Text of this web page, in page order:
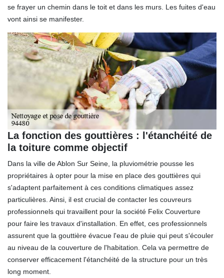
se frayer un chemin dans le toit et dans les murs. Les fuites d'eau
vont ainsi se manifester.
La fonction des gouttières : l'étanchéité de
la toiture comme objectif
Dans la ville de Ablon Sur Seine, la pluviométrie pousse les
propriétaires à opter pour la mise en place des gouttières qui
s'adaptent parfaitement à ces conditions climatiques assez
particulières. Ainsi, il est crucial de contacter les couvreurs
professionnels qui travaillent pour la société Felix Couverture
pour faire les travaux d'installation. En effet, ces professionnels
assurent que la gouttière évacue l'eau de pluie qui peut s'écouler
au niveau de la couverture de l'habitation. Cela va permettre de
conserver efficacement l'étanchéité de la structure pour un très
long moment.